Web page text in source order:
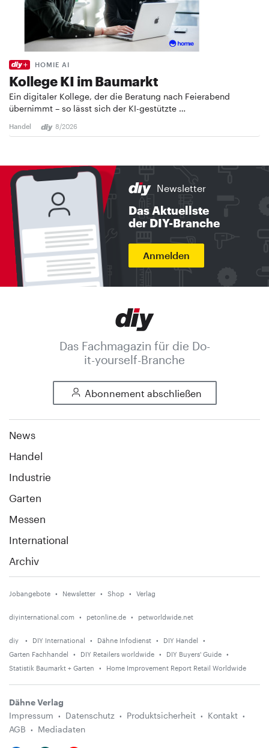
HOMIE AI
Kollege KI im Baumarkt
Ein digitaler Kollege, der die Beratung nach Feierabend
übernimmt – so lässt sich der KI-gestützte …
Handel 8/2026
Newsletter
Das Aktuellste
der DIY-Branche
Anmelden
Das Fachmagazin für die Do-
it-yourself-Branche
Abonnement abschließen
News
Handel
Industrie
Garten
Messen
International
Archiv
Jobangebote Newsletter Shop Verlag
diyinternational.com petonline.de petworldwide.net
diy DIY International Dähne Infodienst
DIY Handel
Garten Fachhandel
DIY Retailers worldwide
DIY Buyers' Guide
Statistik Baumarkt + Garten
Home Improvement Report Retail Worldwide
Dähne Verlag
Impressum
Datenschutz Produktsicherheit
Kontakt
AGB
Mediadaten